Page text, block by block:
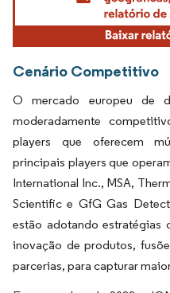
Cenário Competitivo
O mercado europeu de
moderadamente
players que oferecem
principais players que
International Inc., MSA,
Scientific e GfG Gas
estão adotando estratégias
inovação de produtos,
parcerias, para capturar